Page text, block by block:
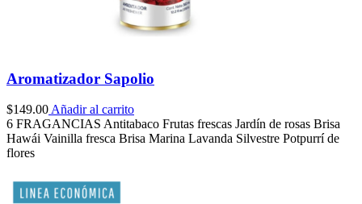
Aromatizador Sapolio
$149.00 Añadir al carrito
6 FRAGANCIAS Antitabaco Frutas frescas Jardín de rosas Brisa
Hawái Vainilla fresca Brisa Marina Lavanda Silvestre Potpurrí de
flores